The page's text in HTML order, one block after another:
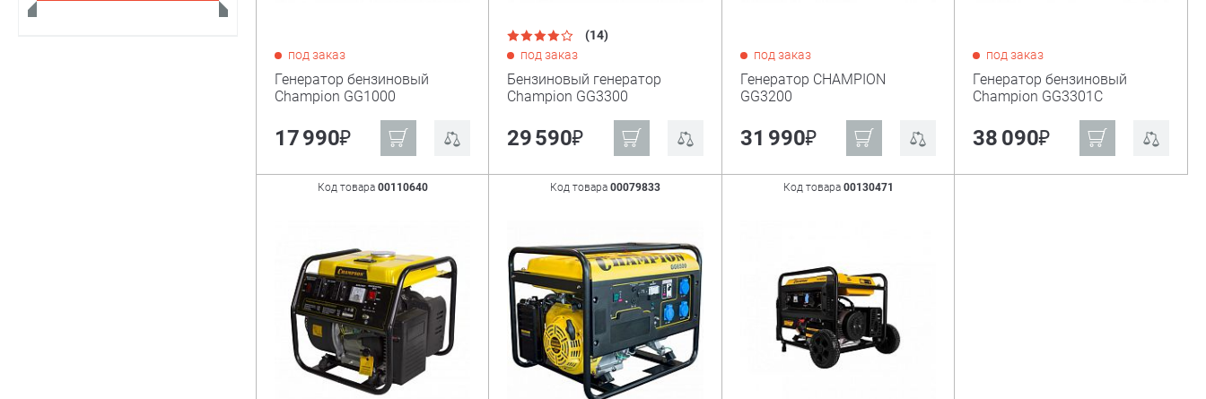
под заказ
Генератор бензиновый
Champion GG1000
17 990₽
(14)
под заказ
Бензиновый генератор
Champion GG3300
29 590₽
под заказ
Генератор CHAMPION
GG3200
31 990₽
под заказ
Генератор бензиновый
Champion GG3301C
38 090₽
Код товара 00110640 Код товара00079833 Код товара 00130471